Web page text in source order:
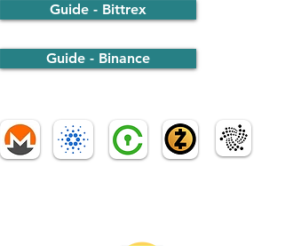
Guide - Bittrex
Guide - Binance